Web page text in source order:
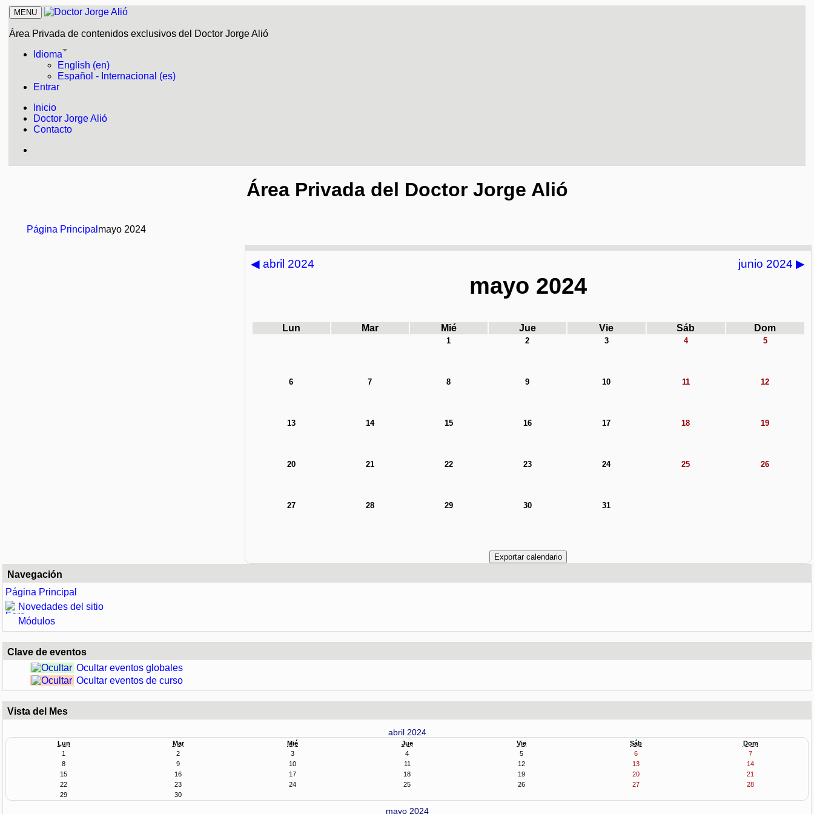
MENU
Área Privada de contenidos exclusivos del Doctor Jorge Alió
Idioma
English (en)
Español - Internacional (es)
Entrar
Inicio
Doctor Jorge Alió
Contacto
Área Privada del Doctor Jorge Alió
Página Principal mayo 2024
◀ abril 2024
mayo 2024
junio 2024 ▶
Lun Mar Mié Jue Vie Sáb Dom
1 2 3 4 5
6 7 8 9 10 11 12
13 14 15 16 17 18 19
20 21 22 23 24 25 26
27 28 29 30 31
Navegación
Página Principal
Novedades del sitio
Módulos
Clave de eventos
Ocultar eventos globales
Ocultar eventos de curso
Vista del Mes
abril 2024
Lun Mar Mié Jue Vie Sáb
Dom
1
2 3 4 5 6
7
8
9 10 11 12 13
14
15
16 17 18 19 20
21
22
23 24 25 26 27
28
29
30
mayo 2024